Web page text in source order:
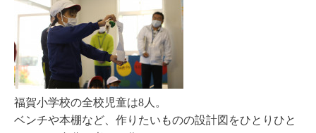
福賀小学校の全校児童は8人。
ベンチや本棚など、作りたいものの設計図をひとりひと